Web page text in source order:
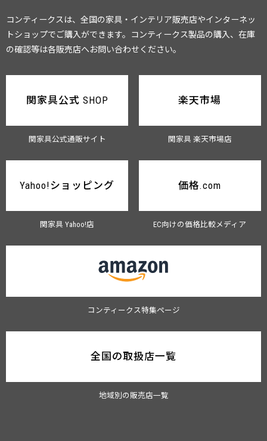
コンティークスは、全国の家具・インテリア販売店やインターネッ
トショップでご購入ができます。
コンティークス製品の購入、在庫
の確認等は各販売店へお問い合わせください。
関家具公式 SHOP
関家具公式通販サイト
楽天市場
関家具 楽天市場店
Yahoo!ショッピング
関家具 Yahoo!店
価格.com
EC向けの価格比較メディア
コンティークス特集ページ
全国の取扱店一覧
地域別の販売店一覧